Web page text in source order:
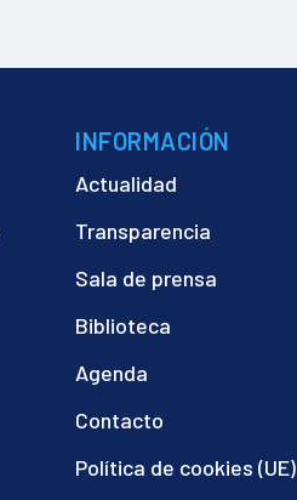
INFORMACIÓN
Actualidad
Transparencia
Sala de prensa
Biblioteca
Agenda
Contacto
Política de cookies (UE)